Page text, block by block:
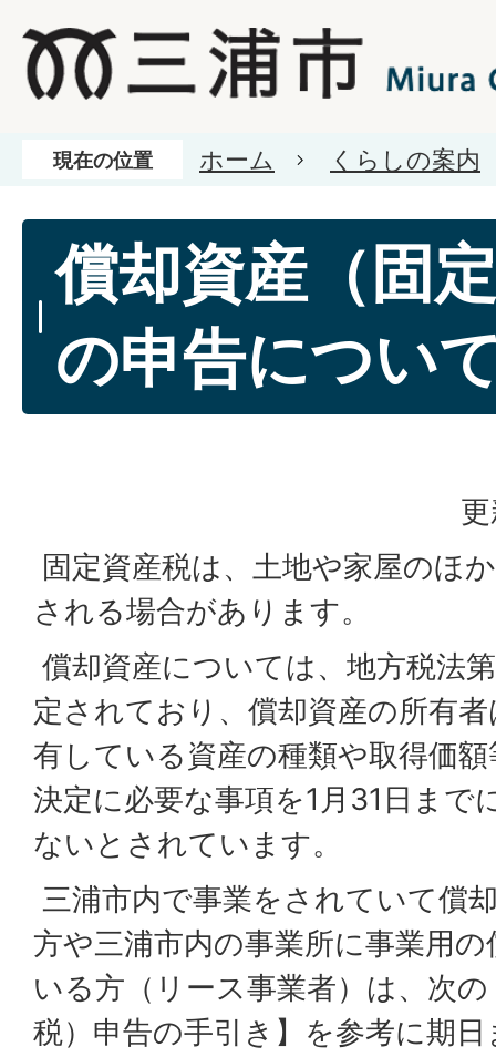
現在の位置 ホーム くらしの案内
償却資産（固
の申告につい
固定資産税は、土地や家屋のほ
される場合があります。
償却資産については、地方税法
定されており、償却資産の所有
有している資産の種類や取得価
決定に必要な事項を1月31日まで
ないとされています。
三浦市内で事業をされていて償
方や三浦市内の事業所に事業用
いる方（リース事業者）は、次
税）申告の手引き】を参考に期